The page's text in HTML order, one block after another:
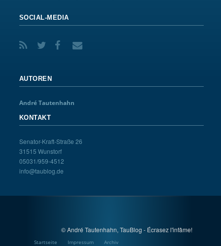
SOCIAL-MEDIA
AUTOREN
André Tautenhahn
KONTAKT
Senator-Kraft-Straße 26
31515 Wunstorf
05031/959-4512
info@taublog.de
© André Tautenhahn, TauBlog - Écrasez l'infâme!
Startseite Impressum Archiv